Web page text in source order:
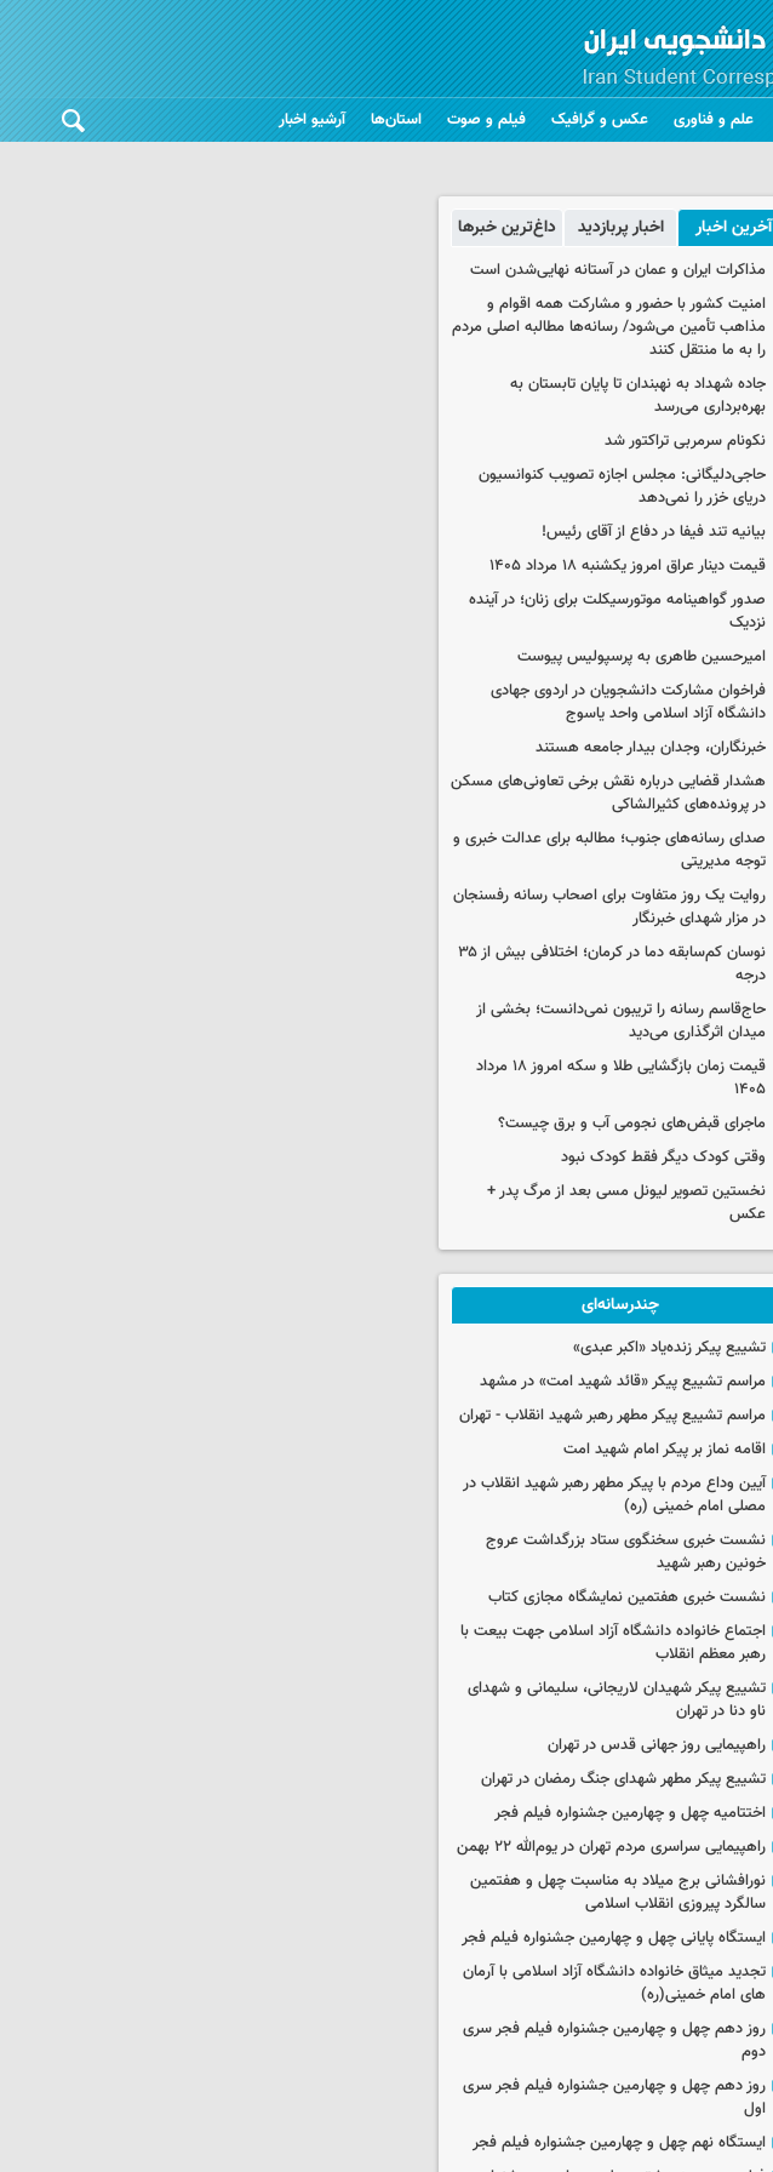
علم و فناوری عکس و گرافیک فیلم و صوت استان‌ها آرشیو اخبار
آخرین اخبار اخبار پربازدید داغ‌ترین خبرها
مذاکرات ایران و عمان در آستانه نهایی‌شدن است
امنیت کشور با حضور و مشارکت همه اقوام و
مذاهب تأمین می‌شود/ رسانه‌ها مطالبه اصلی مردم
را به ما منتقل کنند
جاده شهداد به نهبندان تا پایان تابستان به
بهره‌برداری می‌رسد
نکونام سرمربی تراکتور شد
حاجی‌دلیگانی: مجلس اجازه تصویب کنوانسیون
دریای خزر را نمی‌دهد
بیانیه تند فیفا در دفاع از آقای رئیس!
قیمت دینار عراق امروز یکشنبه ۱۸ مرداد ۱۴۰۵
صدور گواهینامه موتورسیکلت برای زنان؛ در آینده
نزدیک
امیرحسین طاهری به پرسپولیس پیوست
فراخوان مشارکت دانشجویان در اردوی جهادی
دانشگاه آزاد اسلامی واحد یاسوج
خبرنگاران، وجدان بیدار جامعه هستند
هشدار قضایی درباره نقش برخی تعاونی‌های مسکن
در پرونده‌های کثیرالشاکی
صدای رسانه‌های جنوب؛ مطالبه برای عدالت خبری و
توجه مدیریتی
روایت یک روز متفاوت برای اصحاب رسانه رفسنجان
در مزار شهدای خبرنگار
نوسان کم‌سابقه دما در کرمان؛ اختلافی بیش از ۳۵
درجه
حاج‌قاسم رسانه را تریبون نمی‌دانست؛ بخشی از
میدان اثرگذاری می‌دید
قیمت زمان بازگشایی طلا و سکه امروز ۱۸ مرداد
۱۴۰۵
ماجرای قبض‌های نجومی آب و برق چیست؟
وقتی کودک دیگر فقط کودک نبود
نخستین تصویر لیونل مسی بعد از مرگ پدر +
عکس
چندرسانه‌ای
تشییع پیکر زنده‌یاد «اکبر عبدی»
مراسم تشییع پیکر «قائد شهید امت» در مشهد
مراسم تشییع پیکر مطهر رهبر شهید انقلاب - تهران
اقامه نماز بر پیکر امام شهید امت
آیین وداع مردم با پیکر مطهر رهبر شهید انقلاب در
مصلی امام خمینی (ره)
نشست خبری سخنگوی ستاد بزرگداشت عروج
خونین رهبر شهید
نشست خبری هفتمین نمایشگاه مجازی کتاب
اجتماع خانواده دانشگاه آزاد اسلامی جهت بیعت با
رهبر معظم انقلاب
تشییع پیکر شهیدان لاریجانی، سلیمانی و شهدای
ناو دنا در تهران
راهپیمایی روز جهانی قدس در تهران
تشییع پیکر مطهر شهدای جنگ رمضان در تهران
اختتامیه چهل و چهارمین جشنواره فیلم فجر
راهپیمایی سراسری مردم تهران در یوم‌الله ۲۲ بهمن
نورافشانی برج میلاد به مناسبت چهل‌ و هفتمین
سالگرد پیروزی انقلاب اسلامی
ایستگاه پایانی چهل و چهارمین جشنواره فیلم فجر
تجدید میثاق خانواده دانشگاه آزاد اسلامی با آرمان
های امام خمینی(ره)
روز دهم چهل و چهارمین جشنواره فیلم فجر سری
دوم
روز دهم چهل و چهارمین جشنواره فیلم فجر سری
اول
ایستگاه نهم چهل و چهارمین جشنواره فیلم فجر